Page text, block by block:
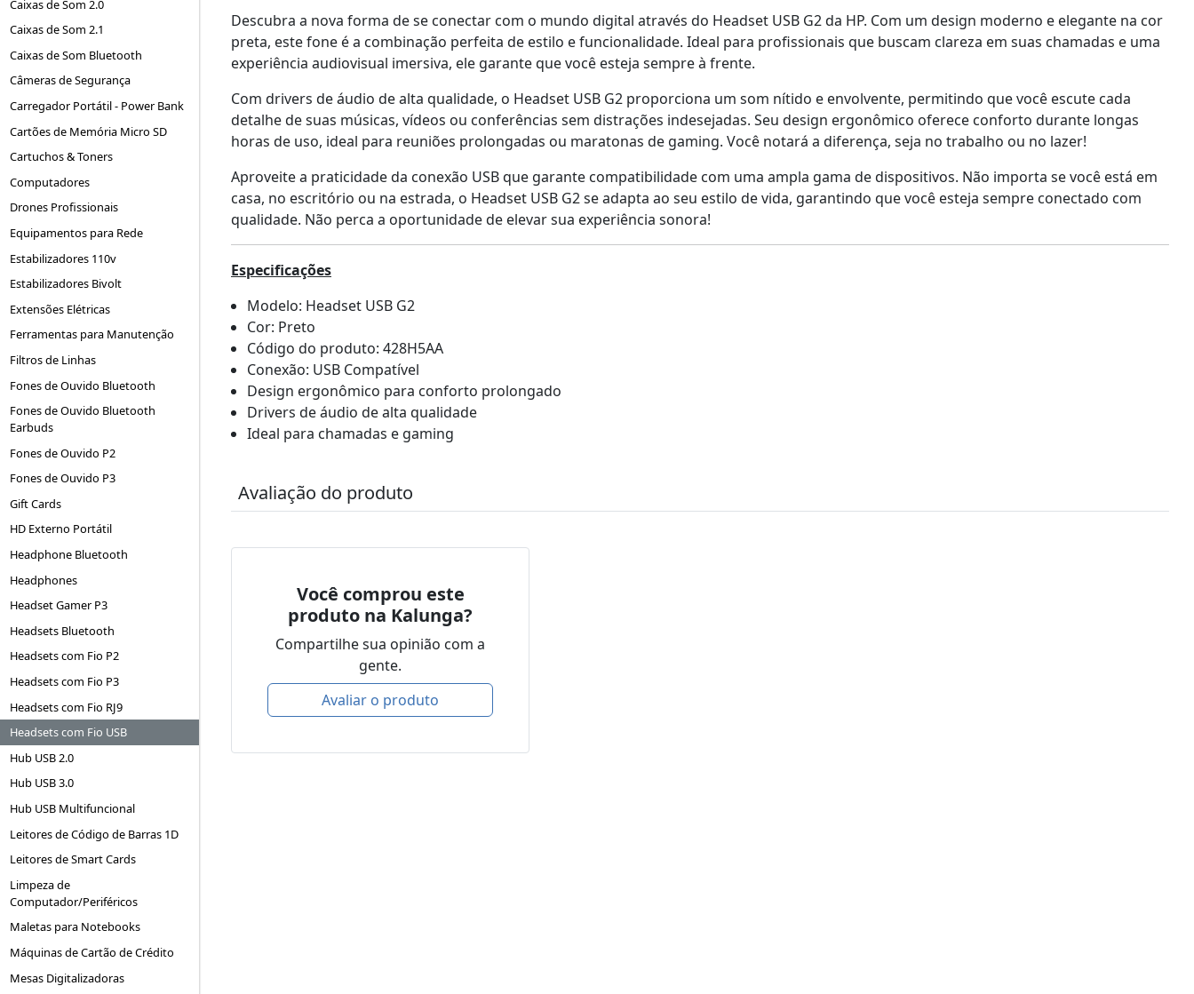
Caixas de Som 2.0
Caixas de Som 2.1
Caixas de Som Bluetooth
Câmeras de Segurança
Carregador Portátil - Power Bank
Cartões de Memória Micro SD
Cartuchos & Toners
Computadores
Drones Profissionais
Equipamentos para Rede
Estabilizadores 110v
Estabilizadores Bivolt
Extensões Elétricas
Ferramentas para Manutenção
Filtros de Linhas
Fones de Ouvido Bluetooth
Fones de Ouvido Bluetooth
Earbuds
Fones de Ouvido P2
Fones de Ouvido P3
Gift Cards
HD Externo Portátil
Headphone Bluetooth
Headphones
Headset Gamer P3
Headsets Bluetooth
Headsets com Fio P2
Headsets com Fio P3
Headsets com Fio RJ9
Headsets com Fio USB
Hub USB 2.0
Hub USB 3.0
Hub USB Multifuncional
Leitores de Código de Barras 1D
Leitores de Smart Cards
Limpeza de
Computador/Periféricos
Maletas para Notebooks
Máquinas de Cartão de Crédito
Mesas Digitalizadoras
Descubra a nova forma de se conectar com o mundo digital através do Headset USB G2 da HP. Com um design moderno e elegante na cor
preta, este fone é a combinação perfeita de estilo e funcionalidade. Ideal para profissionais que buscam clareza em suas chamadas e uma
experiência audiovisual imersiva, ele garante que você esteja sempre à frente.
Com drivers de áudio de alta qualidade, o Headset USB G2 proporciona um som nítido e envolvente, permitindo que você escute cada
detalhe de suas músicas, vídeos ou conferências sem distrações indesejadas. Seu design ergonômico oferece conforto durante longas
horas de uso, ideal para reuniões prolongadas ou maratonas de gaming. Você notará a diferença, seja no trabalho ou no lazer!
Aproveite a praticidade da conexão USB que garante compatibilidade com uma ampla gama de dispositivos. Não importa se você está em
casa, no escritório ou na estrada, o Headset USB G2 se adapta ao seu estilo de vida, garantindo que você esteja sempre conectado com
qualidade. Não perca a oportunidade de elevar sua experiência sonora!
Especificações
Modelo: Headset USB G2
Cor: Preto
Código do produto: 428H5AA
Conexão: USB Compatível
Design ergonômico para conforto prolongado
Drivers de áudio de alta qualidade
Ideal para chamadas e gaming
Avaliação do produto
Você comprou este
produto na Kalunga?
Compartilhe sua opinião com a
gente.
Avaliar o produto